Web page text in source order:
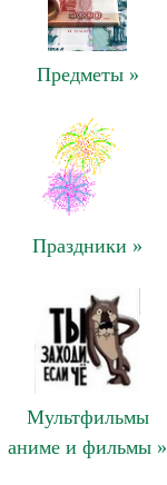
Предметы »
Праздники »
Мультфильмы
аниме и фильмы »